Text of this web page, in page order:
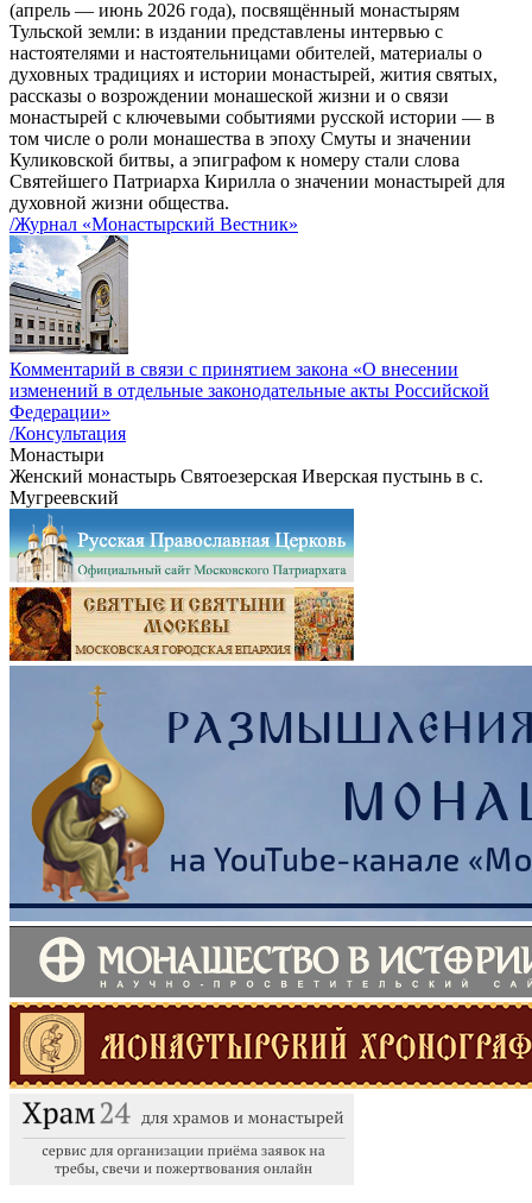
(апрель — июнь 2026 года), посвящённый монастырям
Тульской земли: в издании представлены интервью с
настоятелями и настоятельницами обителей, материалы о
духовных традициях и истории монастырей, жития святых,
рассказы о возрождении монашеской жизни и о связи
монастырей с ключевыми событиями русской истории — в
том числе о роли монашества в эпоху Смуты и значении
Куликовской битвы, а эпиграфом к номеру стали слова
Святейшего Патриарха Кирилла о значении монастырей для
духовной жизни общества.
/Журнал «Монастырский Вестник»
Комментарий в связи с принятием закона «О внесении
изменений в отдельные законодательные акты Российской
Федерации»
/Консультация
Монастыри
Женский монастырь Святоезерская Иверская пустынь в с.
Мугреевский